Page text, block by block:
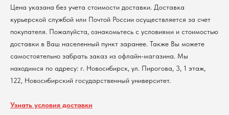
Цена указана без учета стоимости доставки. Доставка
курьерской службой или Почтой России осуществляется за счет
покупателя. Пожалуйста, ознакомьтесь с условиями и стоимостью
доставки в Ваш населенный пункт заранее. Также Вы можете
самостоятельно забрать заказ из офлайн-магазина. Мы
находимся по адресу: г. Новосибирск, ул. Пирогова, 3, 1 этаж,
122, Новосибирский государственный университет.
Узнать условия доставки
Все права защищены
Политика обработки персональных данных
Согласие на обработку персональных данных
пользователей сайта